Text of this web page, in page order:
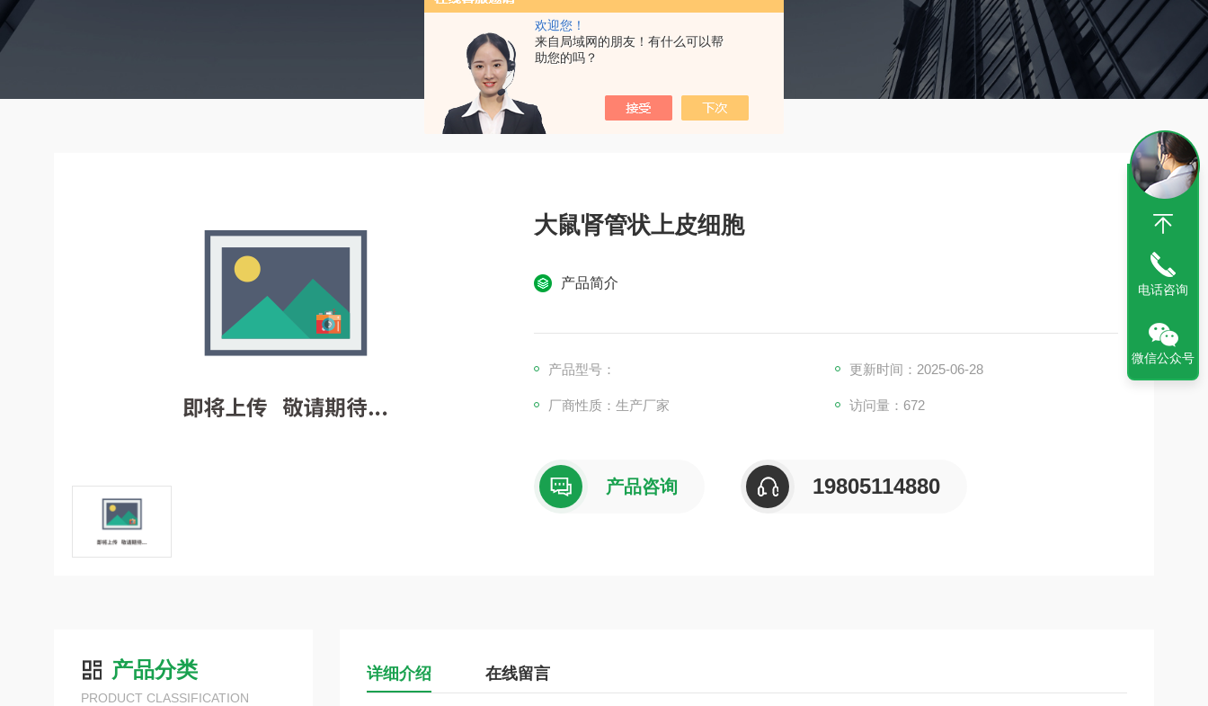
欢迎您！
来自局域网的朋友！有什么可以帮
助您的吗？
大鼠肾管状上皮细胞
产品简介
产品型号： 更新时间：2025-06-28
厂商性质：生产厂家 访问量：672
产品咨询 19805114880
产品分类
PRODUCT CLASSIFICATION
详细介绍 在线留言
电话咨询
微信公众号